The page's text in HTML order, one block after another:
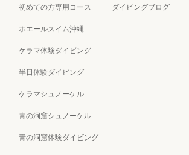
初めての方専用コース
ホエールスイム沖縄
ケラマ体験ダイビング
半日体験ダイビング
ケラマシュノーケル
青の洞窟シュノーケル
青の洞窟体験ダイビング
ダイビングブログ